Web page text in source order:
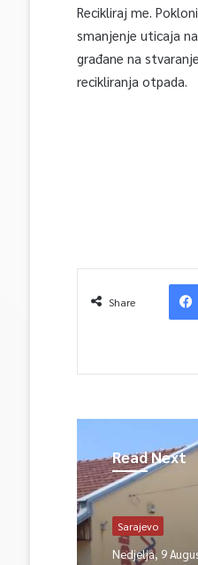
Recikliraj me.
smanjenje uticaja
građane na
recikliranja otpada.
Share
Read Next
Sarajevo
Nedjelja, 9